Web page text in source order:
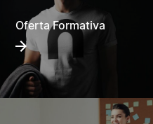
Oferta Formativa